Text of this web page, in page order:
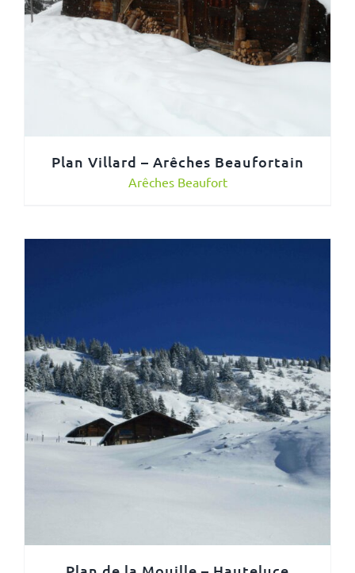
Plan Villard – Arêches Beaufortain
Arêches Beaufort